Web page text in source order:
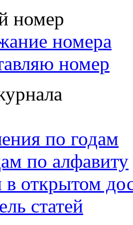
номер
номера
номер
по годам
по алфавиту
в открытом
статей